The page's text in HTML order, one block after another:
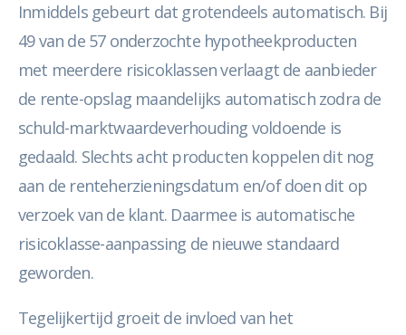
Inmiddels gebeurt dat grotendeels automatisch. Bij
49 van de 57 onderzochte hypotheekproducten
met meerdere risicoklassen verlaagt de aanbieder
de rente-opslag maandelijks automatisch zodra de
schuld-marktwaardeverhouding voldoende is
gedaald. Slechts acht producten koppelen dit nog
aan de renteherzieningsdatum en/of doen dit op
verzoek van de klant. Daarmee is automatische
risicoklasse-aanpassing de nieuwe standaard
geworden.
Tegelijkertijd groeit de invloed van het